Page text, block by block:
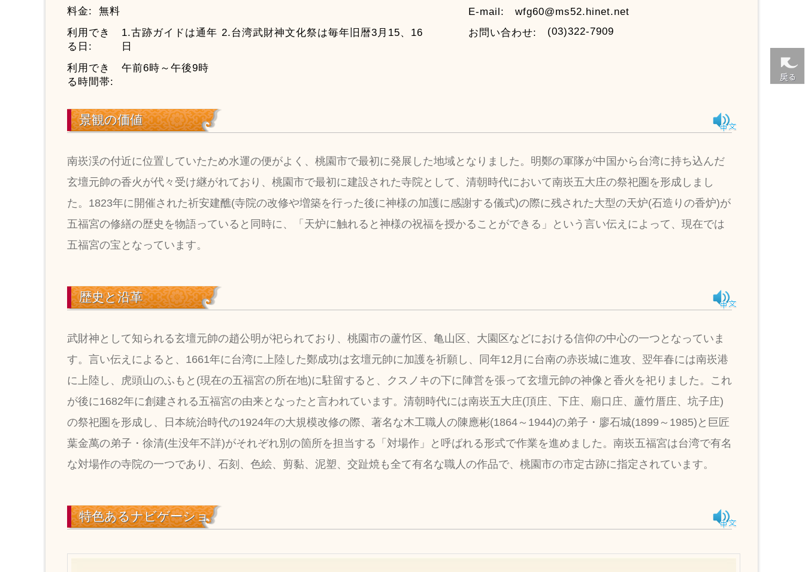
料金:
無料
利用でき
る日:
1.古跡ガイドは通年 2.台湾武財神文化祭は毎年旧暦3月15、16
日
利用でき
る時間帯:
午前6時～午後9時
E-mail:
wfg60@ms52.hinet.net
お問い合わせ:
(03)322-7909
景観の価値
南崁渓の付近に位置していたため水運の便がよく、桃園市で最初に発展した地域となりました。明鄭の軍隊が中国から台湾に持ち込んだ
玄壇元帥の香火が代々受け継がれており、桃園市で最初に建設された寺院として、清朝時代において南崁五大庄の祭祀圏を形成しまし
た。1823年に開催された祈安建醮(寺院の改修や増築を行った後に神様の加護に感謝する儀式)の際に残された大型の天炉(石造りの香炉)が
五福宮の修繕の歴史を物語っていると同時に、「天炉に触れると神様の祝福を授かることができる」という言い伝えによって、現在では
五福宮の宝となっています。
歴史と沿革
武財神として知られる玄壇元帥の趙公明が祀られており、桃園市の蘆竹区、亀山区、大園区などにおける信仰の中心の一つとなっていま
す。言い伝えによると、1661年に台湾に上陸した鄭成功は玄壇元帥に加護を祈願し、同年12月に台南の赤崁城に進攻、翌年春には南崁港
に上陸し、虎頭山のふもと(現在の五福宮の所在地)に駐留すると、クスノキの下に陣営を張って玄壇元帥の神像と香火を祀りました。これ
が後に1682年に創建される五福宮の由来となったと言われています。清朝時代には南崁五大庄(頂庄、下庄、廟口庄、蘆竹厝庄、坑子庄)
の祭祀圏を形成し、日本統治時代の1924年の大規模改修の際、著名な木工職人の陳應彬(1864～1944)の弟子・廖石城(1899～1985)と巨匠
葉金萬の弟子・徐清(生没年不詳)がそれぞれ別の箇所を担当する「対場作」と呼ばれる形式で作業を進めました。南崁五福宮は台湾で有名
な対場作の寺院の一つであり、石刻、色絵、剪黏、泥塑、交趾焼も全て有名な職人の作品で、桃園市の市定古跡に指定されています。
特色あるナビゲーショ